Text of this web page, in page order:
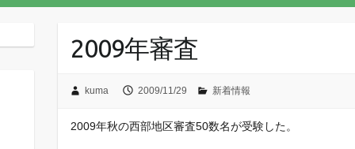
2009年審査
kuma 2009/11/29 新着情報
2009年秋の西部地区審査50数名が受験した。